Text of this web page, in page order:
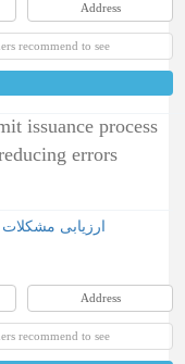
Address
recommend to see
issuance process
errors
ارزیابی
Address
recommend to see